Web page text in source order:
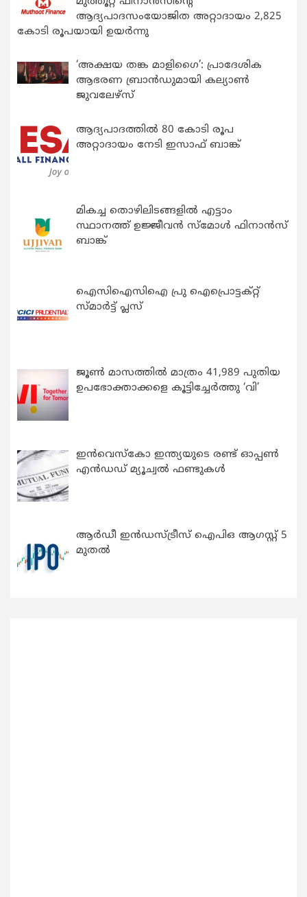
ആദ്യപാദസംയോജിത അറ്റാദായം 2,825
കോടി രൂപയായി ഉയർന്നു
‘അക്ഷയ തങ്ക മാളിഗൈ’: പ്രാദേശിക
ആഭരണ ബ്രാന്‍ഡുമായി കല്യാണ്‍
ജുവലേഴ്‌സ്
ആദ്യപാദത്തിൽ 80 കോടി രൂപ
അറ്റാദായം നേടി ഇസാഫ് ബാങ്ക്
മികച്ച തൊഴിലിടങ്ങളിൽ എട്ടാം
സ്ഥാനത്ത് ഉജ്ജീവൻ സ്മോൾ ഫിനാൻസ്
ബാങ്ക്
ഐസിഐസിഐ പ്രു ഐപ്രൊട്ടക്റ്റ്
സ്മാർട്ട് പ്ലസ്
ജൂൺ മാസത്തിൽ മാത്രം 41,989 പുതിയ
ഉപഭോക്താക്കളെ കൂട്ടിച്ചേർത്തു ‘വി’
ഇന്‍വെസ്കോ ഇന്ത്യയുടെ രണ്ട് ഓപ്പണ്‍
എന്‍ഡഡ് മ്യൂച്വല്‍ ഫണ്ടുകള്‍
ആർഡീ ഇൻഡസ്ട്രീസ് ഐപിഒ ആഗസ്റ്റ് 5
മുതൽ